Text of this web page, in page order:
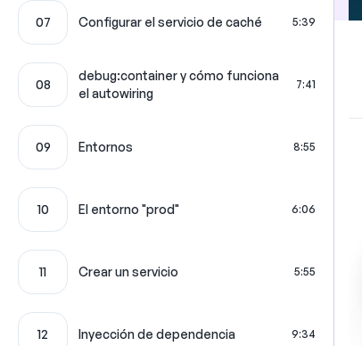
07 Configurar el servicio de caché 5:39
08
debug:container y cómo funciona
el autowiring
7:41
09 Entornos 8:55
10 El entorno "prod" 6:06
11 Crear un servicio 5:55
12 Inyección de dependencia 9:34